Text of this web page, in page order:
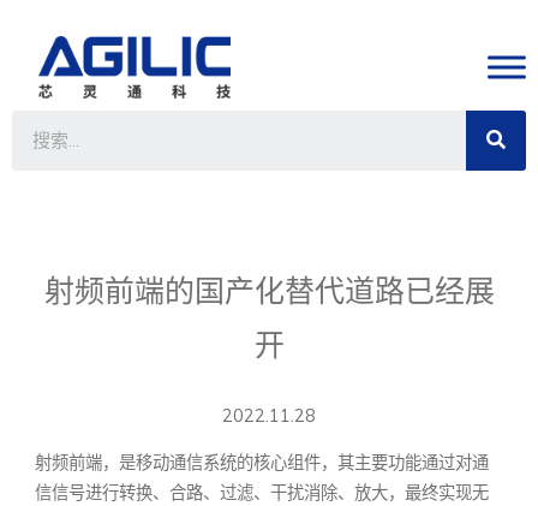
射频前端的国产化替代道路已经展
开
2022.11.28
射频前端，是移动通信系统的核心组件，其主要功能通过对通
信信号进行转换、合路、过滤、干扰消除、放大，最终实现无